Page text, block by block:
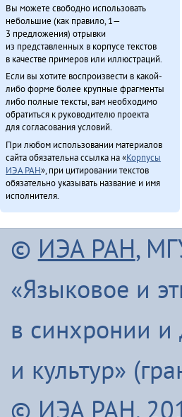
Вы можете свободно использовать
небольшие (как правило, 1—
3 предложения) отрывки
из представленных в корпусе текстов
в качестве примеров или иллюстраций.
Если вы хотите воспроизвести в какой-
либо форме более крупные фрагменты
либо полные тексты, вам необходимо
обратиться к руководителю проекта
для согласования условий.
При любом использовании материалов
сайта обязательна ссылка на «Корпусы
ИЭА РАН», при цитировании текстов
обязательно указывать название и имя
исполнителя.
© ИЭА РАН,
«Языковое и
в синхронии и
и культур»
© ИЭА РАН,